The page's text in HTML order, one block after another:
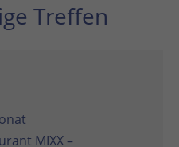
Treffen
MIXX –